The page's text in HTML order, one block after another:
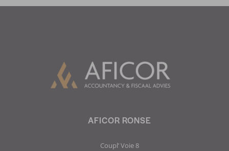
AFICOR RONSE
Coupl’ Voie 8